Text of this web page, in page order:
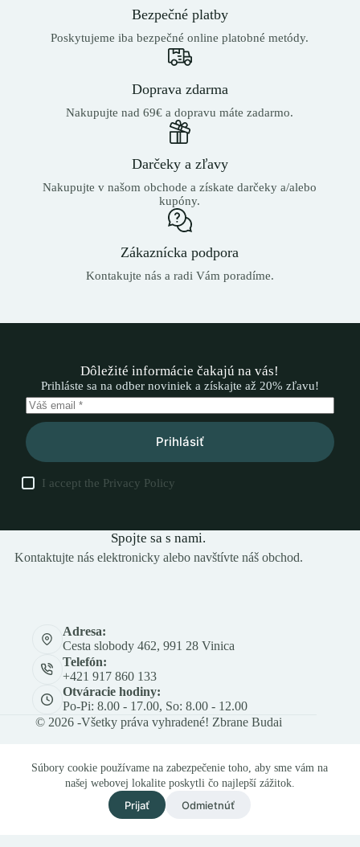
Súbory cookie používame na zabezpečenie toho, aby sme vám na
našej webovej lokalite poskytli čo najlepší zážitok.
Prijať Odmietnúť
Bezpečné platby
Poskytujeme iba bezpečné online platobné metódy.
Doprava zdarma
Nakupujte nad 69€ a dopravu máte zadarmo.
Darčeky a zľavy
Nakupujte v našom obchode a získate darčeky a/alebo
kupóny.
Zákaznícka podpora
Kontakujte nás a radi Vám poradíme.
Dôležité informácie čakajú na vás!
Prihláste sa na odber noviniek a získajte až 20% zľavu!
Prihlásiť
I accept the Privacy Policy
Spojte sa s nami.
Kontaktujte nás elektronicky alebo navštívte náš obchod.
Adresa:
Cesta slobody 462, 991 28 Vinica
Telefón:
+421 917 860 133
Otváracie hodiny:
Po-Pi: 8.00 - 17.00, So: 8.00 - 12.00
© 2026 -Všetky práva vyhradené! Zbrane Budai